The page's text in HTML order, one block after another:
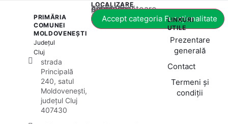
PRIMĂRIA
COMUNEI
MOLDOVENEȘTI
Județul
Cluj
strada
Principală
240, satul
Moldovenești,
județul Cluj
407430
LOCALIZARE
Acest conținut este blocat până când acceptați categoria corespunzătoare de cookie-uri.
Accept categoria Funcționalitate
LINKURI
UTILE
Prezentare
generală
Contact
Termeni și
condiții